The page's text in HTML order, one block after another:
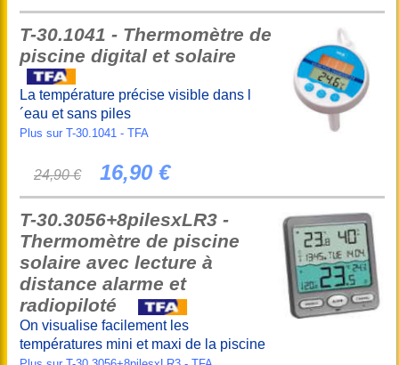
T-30.1041 - Thermomètre de
piscine digital et solaire
La température précise visible dans l
´eau et sans piles
Plus sur T-30.1041 - TFA
24,90 € 16,90 €
T-30.3056+8pilesxLR3 -
Thermomètre de piscine
solaire avec lecture à
distance alarme et
radiopiloté
On visualise facilement les
températures mini et maxi de la piscine